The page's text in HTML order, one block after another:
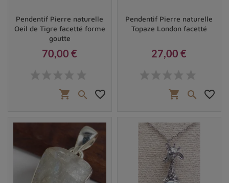
Pendentif Pierre naturelle
Oeil de Tigre facetté forme
goutte
70,00 €
shopping_cart  favorite_border
Pendentif Pierre naturelle
Topaze London facetté
27,00 €
shopping_cart  favorite_border